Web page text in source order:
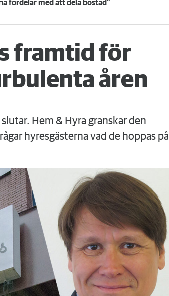
fördelar med att dela bostad"
framtid för
åren
Hem & Hyra granskar den
hyresgästerna vad de hoppas på